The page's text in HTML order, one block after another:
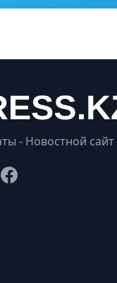
- Новостной сайт